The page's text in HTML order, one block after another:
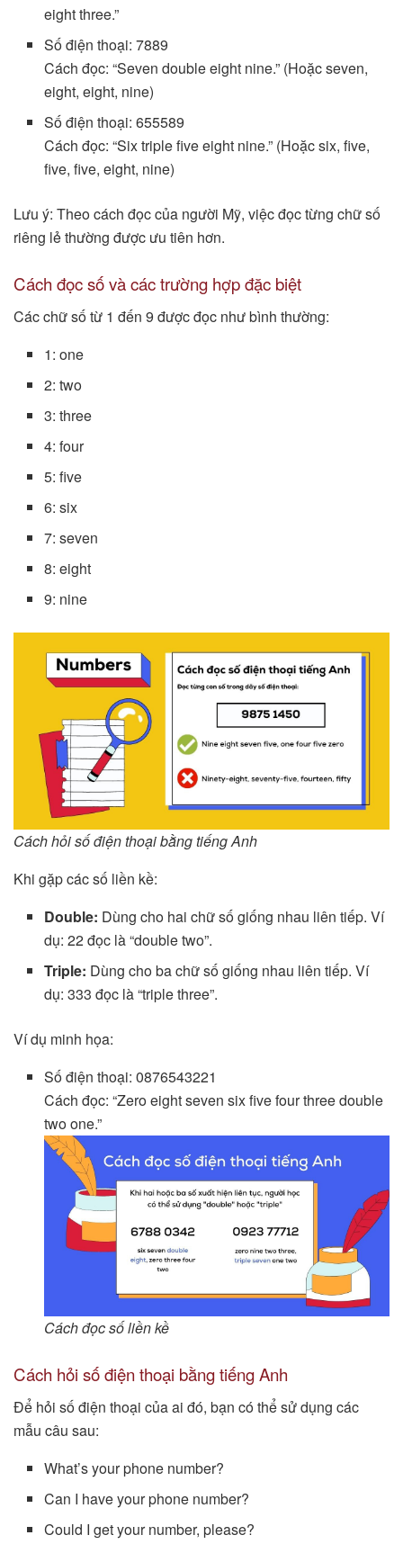
eight three.”
Số điện thoại: 7889
Cách đọc: “Seven double eight nine.” (Hoặc seven,
eight, eight, nine)
Số điện thoại: 655589
Cách đọc: “Six triple five eight nine.” (Hoặc six, five,
five, five, eight, nine)
Lưu ý: Theo cách đọc của người Mỹ, việc đọc từng chữ số
riêng lẻ thường được ưu tiên hơn.
Cách đọc số và các trường hợp đặc biệt
Các chữ số từ 1 đến 9 được đọc như bình thường:
1: one
2: two
3: three
4: four
5: five
6: six
7: seven
8: eight
9: nine
Cách hỏi số điện thoại bằng tiếng Anh
Khi gặp các số liền kề:
Double: Dùng cho hai chữ số giống nhau liên tiếp. Ví
dụ: 22 đọc là “double two”.
Triple: Dùng cho ba chữ số giống nhau liên tiếp. Ví
dụ: 333 đọc là “triple three”.
Ví dụ minh họa:
Số điện thoại: 0876543221
Cách đọc: “Zero eight seven six five four three double
two one.”
Cách đọc số liền kề
Cách hỏi số điện thoại bằng tiếng Anh
Để hỏi số điện thoại của ai đó, bạn có thể sử dụng các
mẫu câu sau:
What’s your phone number?
Can I have your phone number?
Could I get your number, please?